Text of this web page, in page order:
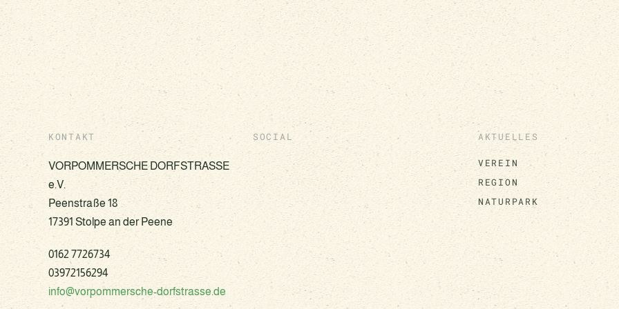
KONTAKT
VORPOMMERSCHE DORFSTRASSE
e.V.
Peenstraße 18
17391 Stolpe an der Peene
0162 7726734
03972156294
info@vorpommersche-dorfstrasse.de
SOCIAL AKTUELLES
VEREIN
REGION
NATURPARK